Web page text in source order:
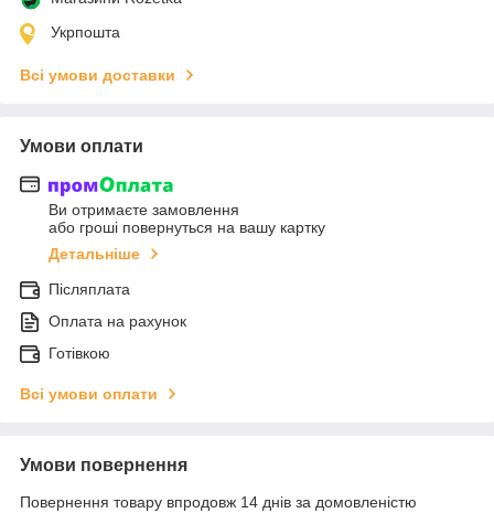
Укрпошта
Всі умови доставки
Умови оплати
Ви отримаєте замовлення
або гроші повернуться на вашу картку
Детальніше
Післяплата
Оплата на рахунок
Готівкою
Всі умови оплати
Умови повернення
Повернення товару впродовж 14 днів за домовленістю